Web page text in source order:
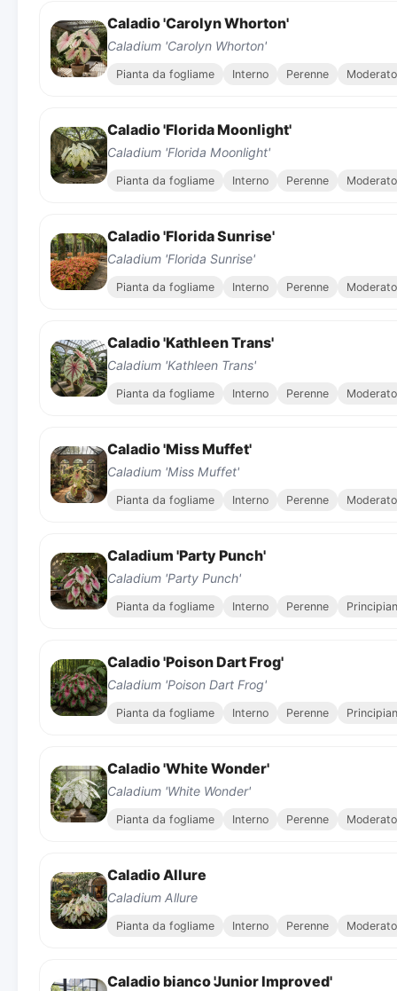
Caladio 'Carolyn Whorton'
Caladium 'Carolyn Whorton'
Pianta da fogliame Interno Perenne Moderato
Caladio 'Florida Moonlight'
Caladium 'Florida Moonlight'
Pianta da fogliame Interno Perenne Moderato
Caladio 'Florida Sunrise'
Caladium 'Florida Sunrise'
Pianta da fogliame Interno Perenne Moderato
Caladio 'Kathleen Trans'
Caladium 'Kathleen Trans'
Pianta da fogliame Interno Perenne Moderato
Caladio 'Miss Muffet'
Caladium 'Miss Muffet'
Pianta da fogliame Interno Perenne Moderato
Caladium 'Party Punch'
Caladium 'Party Punch'
Pianta da fogliame Interno Perenne
Caladio 'Poison Dart Frog'
Caladium 'Poison Dart Frog'
Pianta da fogliame Interno Perenne
Caladio 'White Wonder'
Caladium 'White Wonder'
Pianta da fogliame Interno Perenne Moderato
Caladio Allure
Caladium Allure
Pianta da fogliame Interno Perenne Moderato
Caladio bianco 'Junior Improved'